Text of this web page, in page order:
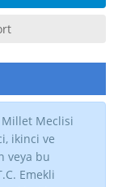
Meclisi
ikinci ve
veya bu
Emekli